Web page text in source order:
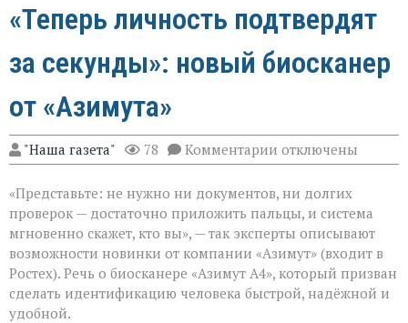
«Теперь личность подтвердят
за секунды»: новый биосканер
от «Азимута»
"Наша газета" 78 Комментарии к
записи
личность
подтвердят
за
секунды»:
новый
биосканер
от
«Азимута»
отключены
«Представьте: не нужно ни документов, ни долгих
проверок — достаточно приложить пальцы, и система
мгновенно скажет, кто вы», — так эксперты описывают
возможности новинки от компании «Азимут» (входит в
Ростех). Речь о биосканере «Азимут А4», который призван
сделать идентификацию человека быстрой, надёжной и
удобной.